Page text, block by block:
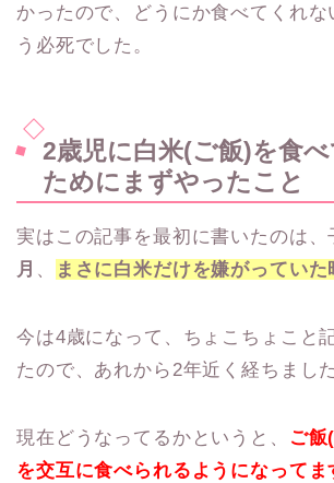
かったので、どうにか食べてくれな
う必死でした。
2歳児に白米(ご飯)を食べ
ためにまずやったこと
実はこの記事を最初に書いたのは、
月 、 まさに白米だけを嫌がっていた
今は4歳になって、ちょこちょこと
たので、あれから2年近く経ちました
現在どうなってるかというと、
ご飯
を交互に食べられるようになってま